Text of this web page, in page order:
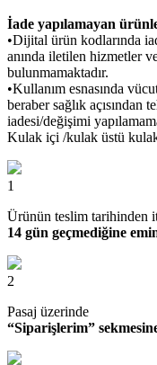
İade yapılamayan
•Dijital ürün kodlarında
anında iletilen hizmetler
bulunmamaktadır.
•Kullanım esnasında
beraber sağlık açısından
iadesi/değişimi
Kulak içi /kulak üstü
1
Ürünün teslim tarihinden
14 gün geçmediğine
2
Pasaj üzerinde
“Siparişlerim”